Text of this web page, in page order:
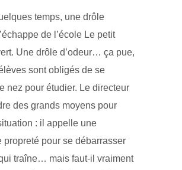
temps, une drôle
de l’école Le petit
Une drôle d’odeur… ça pue,
sont obligés de se
nez pour étudier. Le directeur
des grands moyens pour
: il appelle une
propreté pour se débarrasser
traîne… mais faut-il vraiment